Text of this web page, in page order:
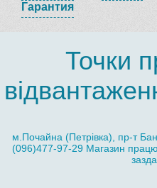
Гарантия
Точки
м.Почайна (Петрівка), пр-т
(096)477-97-29 Магазин